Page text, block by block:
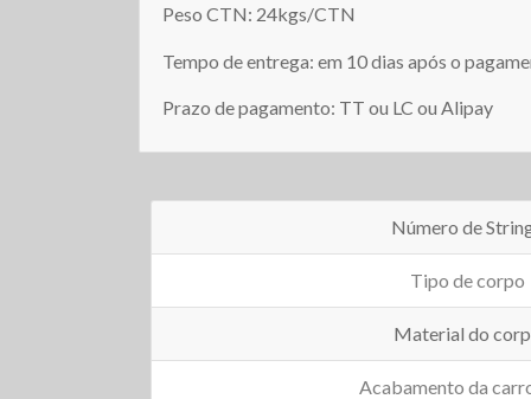
Peso CTN: 24kgs/CTN
Tempo de entrega: em 10 dias após o
Prazo de pagamento: TT ou LC ou Alipay
Número de
Tipo de corpo
Material do
Acabamento da